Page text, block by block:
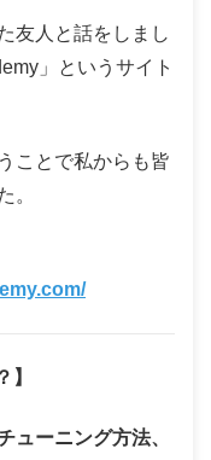
友人と話をしまし
」というサイト
ことで私からも皆
。
】
ューニング方法、